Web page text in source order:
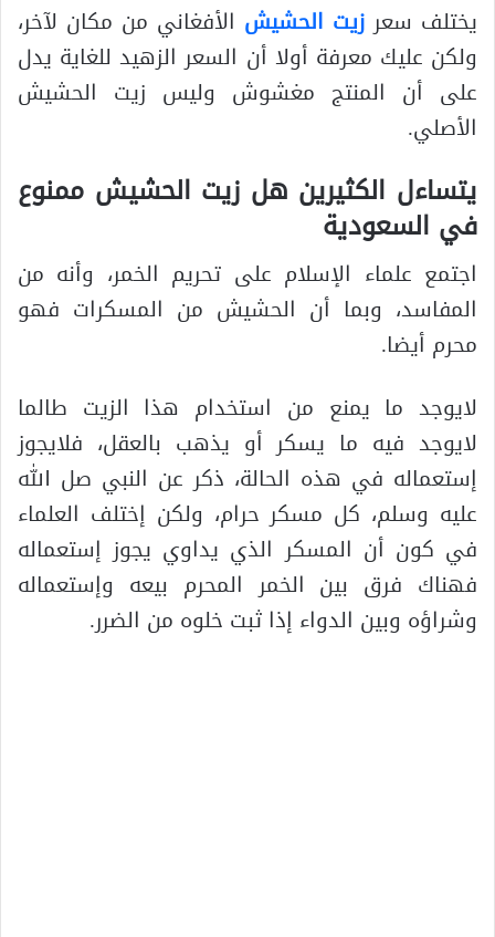
يختلف سعرزيت الحشيش الأفغاني من مكان لآخر،
ولكن عليك معرفة أولا أن السعر الزهيد للغاية يدل
على أن المنتج مغشوش وليس زيت الحشيش
الأصلي.
يتساءل الكثيرين هل زيت الحشيش ممنوع
في السعودية
اجتمع علماء الإسلام على تحريم الخمر، وأنه من
المفاسد، وبما أن الحشيش من المسكرات فهو
محرم أيضا.
لايوجد ما يمنع من استخدام هذا الزيت طالما
لايوجد فيه ما يسكر أو يذهب بالعقل، فلايجوز
إستعماله في هذه الحالة، ذكر عن النبي صل الله
عليه وسلم، كل مسكر حرام، ولكن إختلف العلماء
في كون أن المسكر الذي يداوي يجوز إستعماله
فهناك فرق بين الخمر المحرم بيعه وإستعماله
وشراؤه وبين الدواء إذا ثبت خلوه من الضرر.